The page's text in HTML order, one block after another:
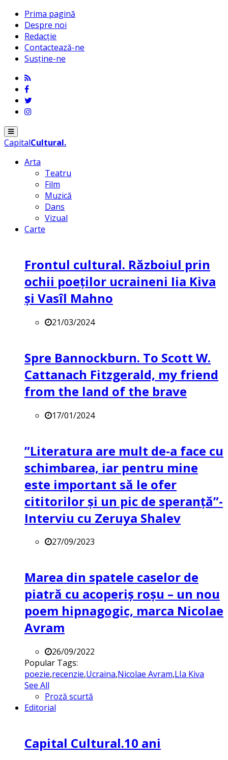
Prima pagină
Despre noi
Redacție
Contactează-ne
Susține-ne
Menu
CapitalCultural.
Arta
Teatru
Film
Muzică
Dans
Vizual
Carte
Frontul cultural. Războiul prin
ochii poeților ucraineni Iia Kiva
și Vasîl Mahno
21/03/2024
Spre Bannockburn. To Scott W.
Cattanach Fitzgerald, my friend
from the land of the brave
17/01/2024
”Literatura are mult de-a face cu
schimbarea, iar pentru mine
este important să le ofer
cititorilor și un pic de speranță”-
Interviu cu Zeruya Shalev
27/09/2023
Marea din spatele caselor de
piatră cu acoperiș roșu – un nou
poem hipnagogic, marca Nicolae
Avram
26/09/2022
Popular Tags:
poezie,recenzie,Ucraina,Nicolae Avram,LIa Kiva
See All
Proză scurtă
Editorial
Capital Cultural.10 ani